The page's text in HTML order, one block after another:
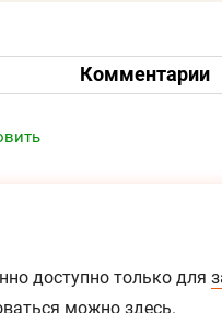
Комментарии
доступно только для
можно здесь.